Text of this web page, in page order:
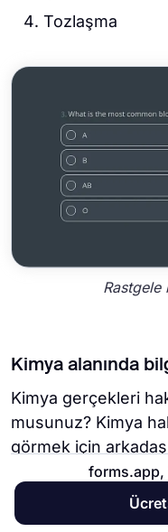
Tozlaşma
Rastgele
Kimya alanında
Kimya gerçekleri
musunuz? Kimya
görmek için
misiniz? Kimya
kimyasal
yelpazesini
forms.app,